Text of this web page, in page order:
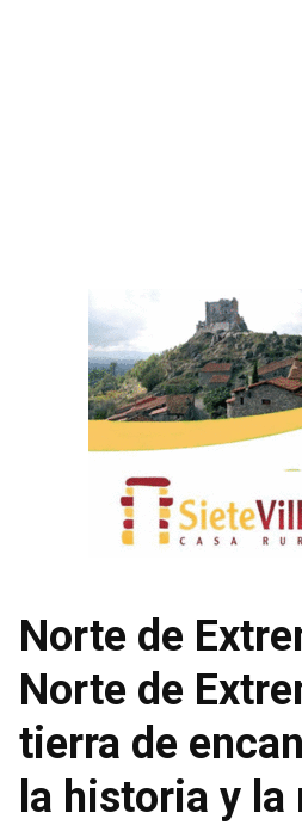
Norte de
Norte de
tierra de
la historia y la